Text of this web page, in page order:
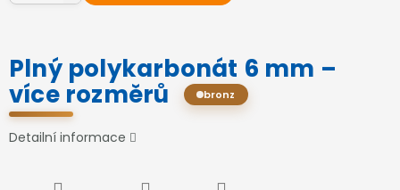
Plný polykarbonát 6 mm –
více rozměrů
bronz
Detailní informace